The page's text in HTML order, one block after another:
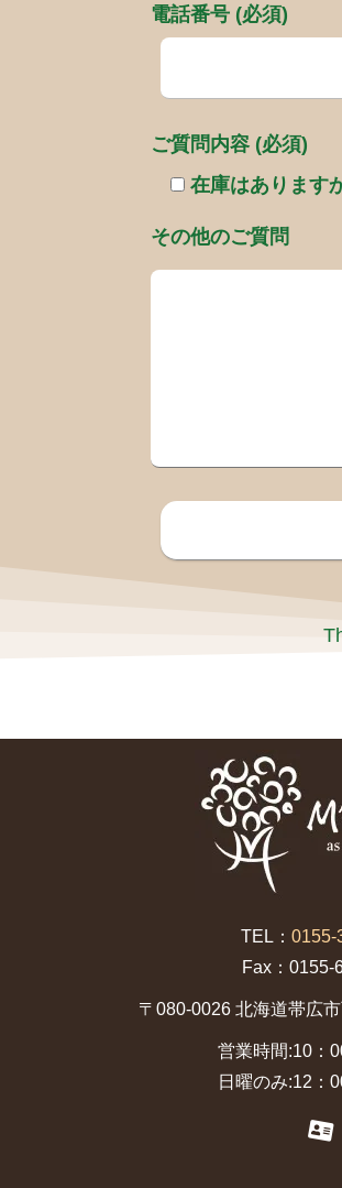
電話番号 (必須)
ご質問内容 (必須)
在庫はあります
その他のご質問
TEL： 0155-
Fax：0155-
〒080-0026 北海道帯広
営業時間:10：
日曜のみ:12：